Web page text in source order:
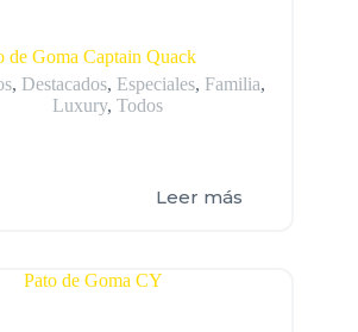
de Goma Captain Quack
, Destacados, Especiales, Familia,
Luxury, Todos
Leer más